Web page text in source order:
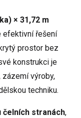
× 31,72 m
efektivní řešení
prostor bez
konstrukci je
zázemí výroby,
techniku.
čelních stranách,